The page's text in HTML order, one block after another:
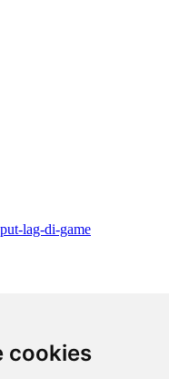
cookies
lag-di-game